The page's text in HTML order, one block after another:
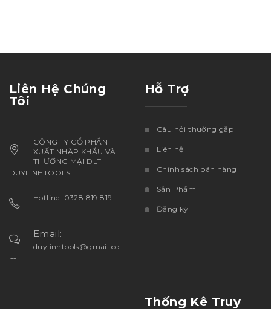
Liên Hệ Chúng
Tôi
CÔNG TY CỔ PHẦN
XUẤT NHẬP KHẨU VÀ
THƯƠNG MẠI DLT
DUYLINHTOOLS
Hotline: 0328.819.819
Email:
duylinhtools@gmail.co
m
Hỗ Trợ
Câu hỏi thường gặp
Liên hệ
Chính sách bán hàng
Sản Phẩm
Đăng ký
Thống Kê Truy